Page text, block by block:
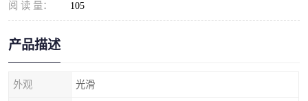
阅 读 量： 105
产品描述
外观 光滑